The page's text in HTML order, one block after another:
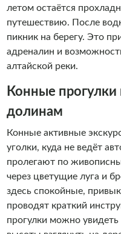
летом остаётся
путешествию. После
пикник на берегу. Это
адреналин и
алтайской реки.
Конные
долинам
Конные активные
уголки, куда не ведёт
пролегают по
через цветущие луга и
здесь спокойные,
проводят краткий
прогулки можно